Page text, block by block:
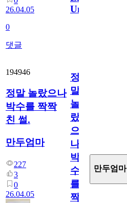
26.04.05
0
댓글
Understand
194946
정말 놀랐으나
박수를 짝짝
친 썰.
만두엄마
227
3
0
26.04.05
정
말
놀
랐
으
나
박
수
를
짝
만두엄마